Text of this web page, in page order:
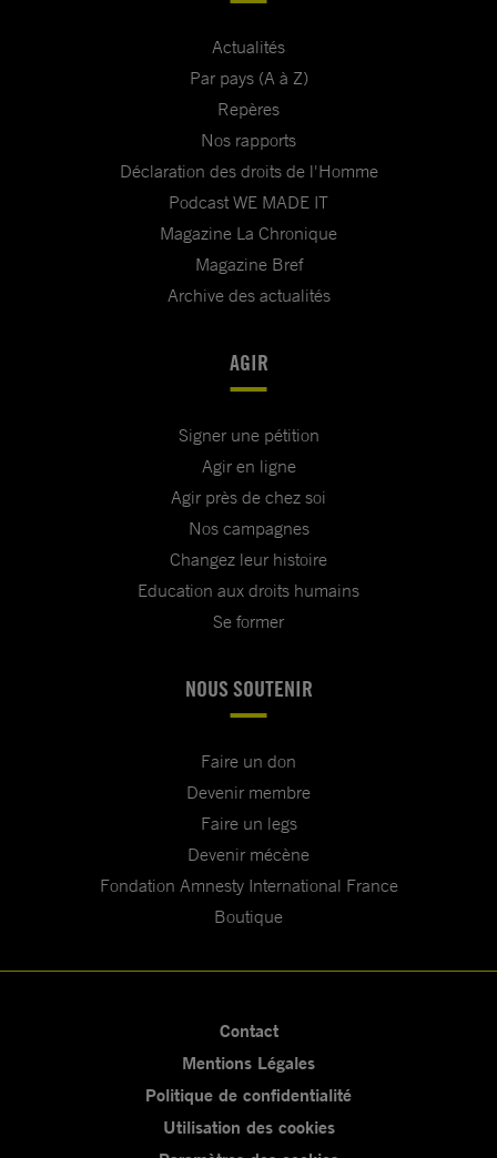
Actualités
Par pays (A à Z)
Repères
Nos rapports
Déclaration des droits de l'Homme
Podcast WE MADE IT
Magazine La Chronique
Magazine Bref
Archive des actualités
AGIR
Signer une pétition
Agir en ligne
Agir près de chez soi
Nos campagnes
Changez leur histoire
Education aux droits humains
Se former
NOUS SOUTENIR
Faire un don
Devenir membre
Faire un legs
Devenir mécène
Fondation Amnesty International France
Boutique
Contact
Mentions Légales
Politique de confidentialité
Utilisation des cookies